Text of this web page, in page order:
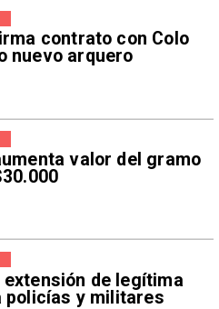
contrato con Colo
nuevo arquero
valor del gramo
extensión de legítima
policías y militares